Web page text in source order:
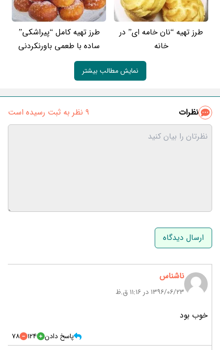
طرز تهیه “نان خامه ای” در
خانه
طرز تهیه کامل “پیراشکی”
ساده با طعمی باورنکردنی
نمایش مطالب بیشتر
نظرات 9 نظر به ثبت رسیده است
نام و نام خانوادگی
ایمیل
ناشناس
۱۳۹۶/۰۶/۲۳ در 11:16 ق.ظ
خوب بود
پاسخ دادن 124
78